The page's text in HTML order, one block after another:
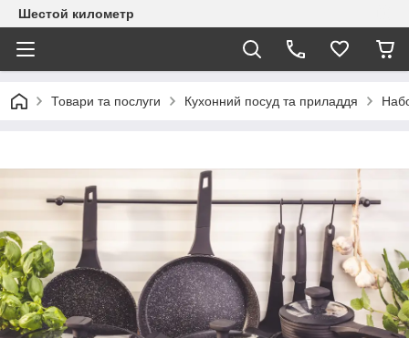
Шестой километр
Товари та послуги Кухонний посуд та приладдя